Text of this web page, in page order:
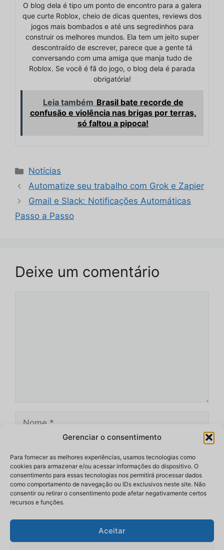
Gerenciar o consentimento
Para fornecer as melhores experiências, usamos tecnologias como
cookies para armazenar e/ou acessar informações do dispositivo. O
consentimento para essas tecnologias nos permitirá processar dados
como comportamento de navegação ou IDs exclusivos neste site. Não
consentir ou retirar o consentimento pode afetar negativamente certos
recursos e funções.
Aceitar
O blog dela é tipo um ponto de encontro para a galera
que curte Roblox, cheio de dicas quentes, reviews dos
jogos mais bombados e até uns segredinhos para
construir os melhores mundos. Ela tem um jeito super
descontraído de escrever, parece que a gente tá
conversando com uma amiga que manja tudo de
Roblox. Se você é fã do jogo, o blog dela é parada
obrigatória!
Leia também Brasil bate recorde de
confusão e violência nas brigas por terras,
só faltou a pipoca!
Categorias
Notícias
Automatize seu trabalho com Grok e Zapier
Gmail e Slack: Notificações Automáticas
Passo a Passo
Deixe um comentário
Nome
mail
Site